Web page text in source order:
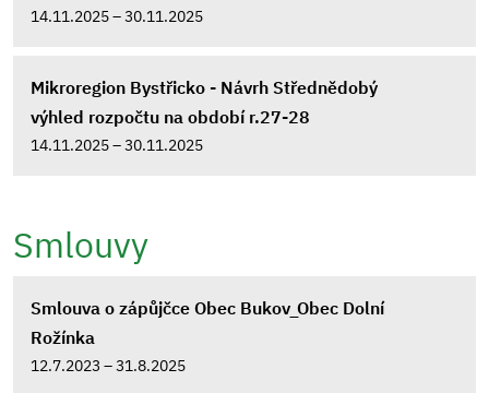
14.11.2025 – 30.11.2025
Mikroregion Bystřicko - Návrh Střednědobý
výhled rozpočtu na období r.27-28
14.11.2025 – 30.11.2025
Smlouvy
Smlouva o zápůjčce Obec Bukov_Obec Dolní
Rožínka
12.7.2023 – 31.8.2025